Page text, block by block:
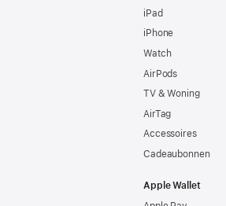
iPad
iPhone
Watch
AirPods
TV & Woning
AirTag
Accessoires
Cadeaubonnen
Apple Wallet